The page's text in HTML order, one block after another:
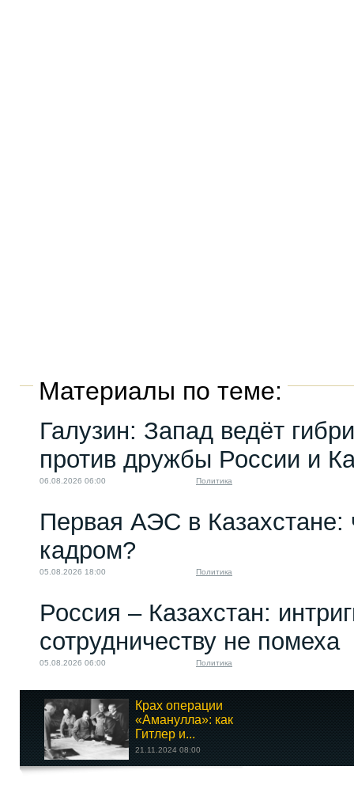
Материалы по теме:
Галузин: Запад ведёт
против дружбы России и
06.08.2026 06:00 Политика
Первая АЭС в Казахстане:
кадром?
05.08.2026 18:00 Политика
Россия – Казахстан:
сотрудничеству не помеха
05.08.2026 06:00 Политика
Крах операции
«Аманулла»: как
Гитлер и...
21.11.2024 08:00